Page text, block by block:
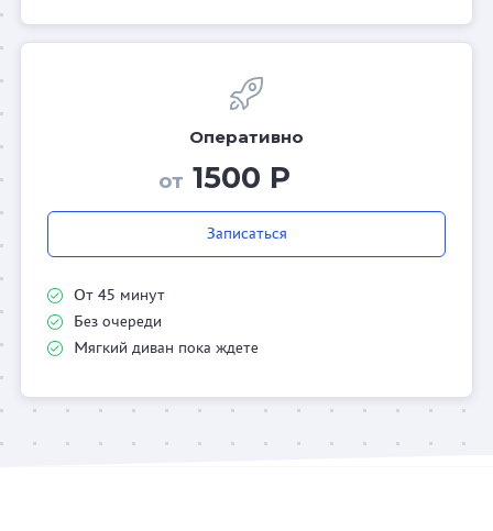
Оперативно
от 1500 Р
Записаться
От 45 минут
Без очереди
Мягкий диван пока ждете